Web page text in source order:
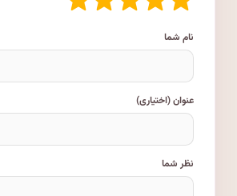
نام شما
عنوان (اختیاری)
نظر شما